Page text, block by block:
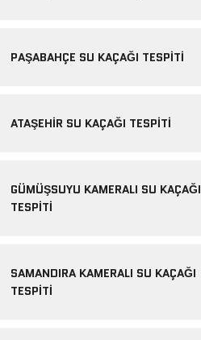
PAŞABAHÇE SU KAÇAĞI TESPITI
ATAŞEHIR SU KAÇAĞI TESPITI
GÜMÜŞSUYU KAMERALI SU KAÇAĞI
TESPITI
SAMANDIRA KAMERALI SU KAÇAĞI
TESPITI